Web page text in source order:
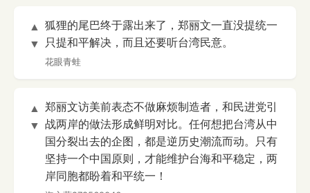
▲
▼
狐狸的尾巴终于露出来了，郑丽文一直没提统一
只提和平解决，而且还要听台湾民意。
花眼青蛙
▲
▼
郑丽文访美前表态不做麻烦制造者，和民进党引
战两岸的做法形成鲜明对比。任何想把台湾从中
国分裂出去的企图，都是逆历史潮流而动。只有
坚持一个中国原则，才能维护台海和平稳定，两
岸同胞都盼着和平统一！